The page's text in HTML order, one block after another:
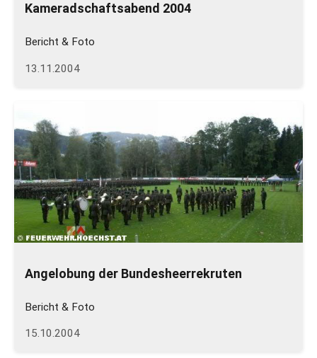
Kameradschaftsabend 2004
Bericht & Foto
13.11.2004
Angelobung der Bundesheerrekruten
Bericht & Foto
15.10.2004